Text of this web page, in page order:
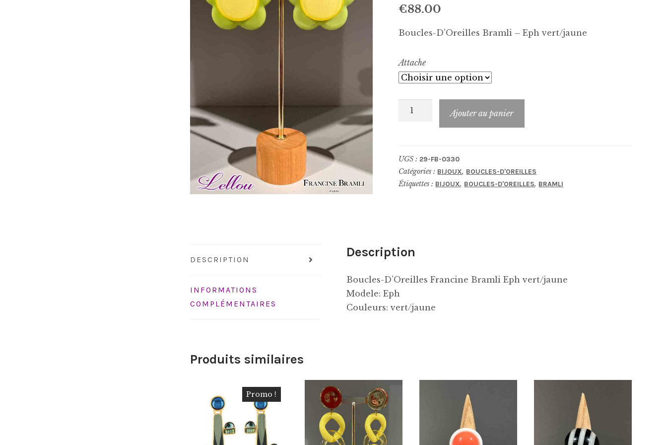
€88.00
Boucles-D’Oreilles Bramli – Eph vert/jaune
Attache
quantité
0330
Ajouter au panier
UGS : 29-FB-0330
Catégories : BIJOUX, BOUCLES-D'OREILLES
Étiquettes : BIJOUX, BOUCLES-D'OREILLES, BRAMLI
DESCRIPTION
INFORMATIONS
COMPLÉMENTAIRES
Description
Boucles-D’Oreilles Francine Bramli Eph vert/jaune
Modele: Eph
Couleurs: vert/jaune
Produits similaires
Promo !